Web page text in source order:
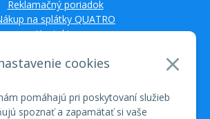
cookies
pomáhajú pri poskytovaní služieb
spoznať a zapamätať si vaše
Reklamačný poriadok
na splátky QUATRO
Kontakty